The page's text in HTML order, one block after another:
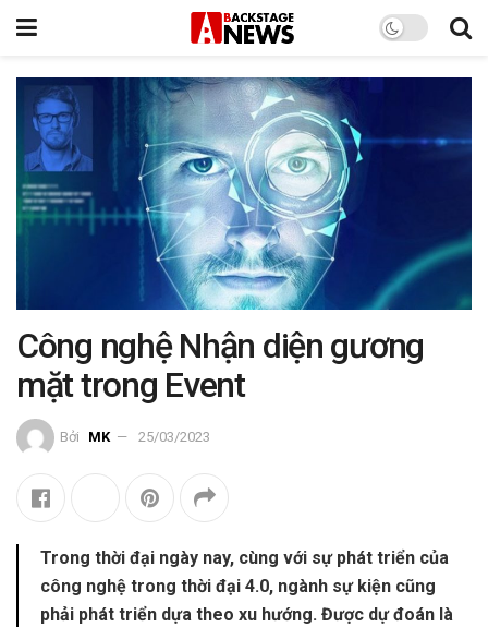
Công nghệ Nhận diện gương
mặt trong Event
Bởi MK 25/03/2023
Trong thời đại ngày nay, cùng với sự phát triển của
công nghệ trong thời đại 4.0, ngành sự kiện cũng
phải phát triển dựa theo xu hướng. Được dự đoán là